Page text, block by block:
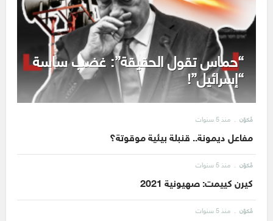
“حماس تقول الحقيقة”: غضب ساسة
“إسرائيل”!
مُكوّن منذ 5 سنوات
مفاعل ديمونة.. قنبلة بيئية موقوتة؟
مُكوّن منذ 5 سنوات
كيرن كييمت: صهيونية 2021
مُكوّن منذ 5 سنوات